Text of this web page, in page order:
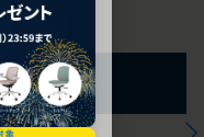
せ
合わせ